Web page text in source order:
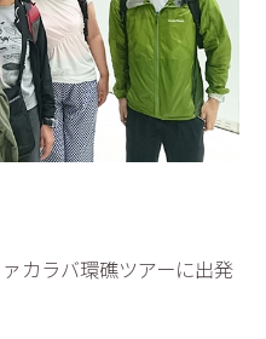
カラバ環礁ツアーに出発